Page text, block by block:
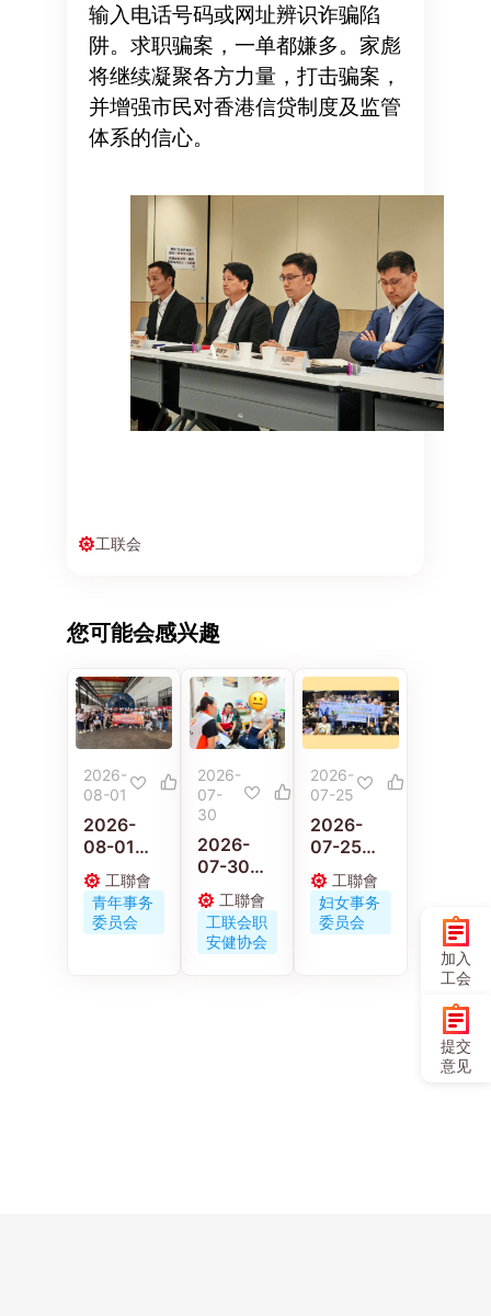
输入电话号码或网址辨识诈骗陷
阱。求职骗案，一单都嫌多。家彪
将继续凝聚各方力量，打击骗案，
并增强市民对香港信贷制度及监管
体系的信心。
工联会
您可能会感兴趣
2026-
08-01
2026-
08-01
工联青年
义工走进
佛山 感受
岭南工艺
工聯會
青年事务
委员会
2026-
07-
30
2026-
07-30
工联职安
健协会连
同区议员
古伟冰探
工聯會
工联会职
安健协会
2026-
07-25
2026-
07-25
工联会妇
女事务委
员会举办
《小虫虫
工聯會
妇女事务
委员会
加入
工会
提交
意见